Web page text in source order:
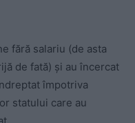
fără salariu (de asta
de fată) şi au încercat
împotriva
statului care au